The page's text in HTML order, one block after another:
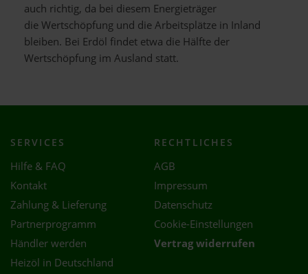
auch richtig, da bei diesem Energieträger
die Wertschöpfung und die Arbeitsplätze in Inland
bleiben. Bei Erdöl findet etwa die Hälfte der
Wertschöpfung im Ausland statt.
SERVICES
Hilfe & FAQ
Kontakt
Zahlung & Lieferung
Partnerprogramm
Händler werden
Heizöl in Deutschland
RECHTLICHES
AGB
Impressum
Datenschutz
Cookie-Einstellungen
Vertrag widerrufen